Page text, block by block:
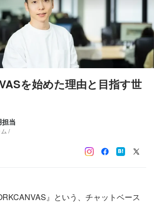
を始めた理由と目指す世
当
/
』という、チャットベース